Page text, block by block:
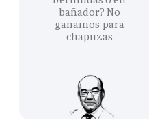
bañador? No
ganamos para
chapuzas